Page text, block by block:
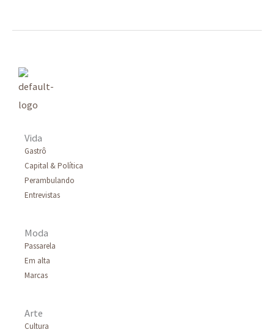
Vida
Gastrô
Capital & Política
Perambulando
Entrevistas
Moda
Passarela
Em alta
Marcas
Arte
Cultura